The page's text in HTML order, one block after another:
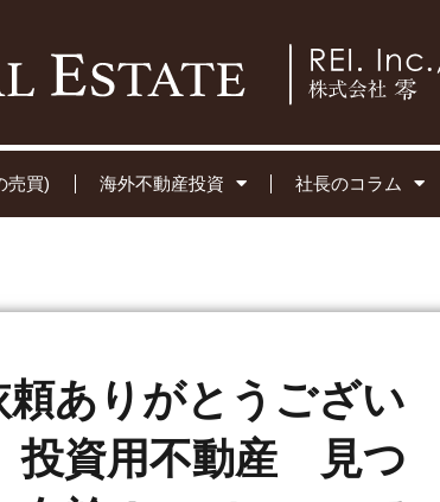
売買) 海外不動産投資 社長のコラム
ありがとうござい
投資用不動産 見つ